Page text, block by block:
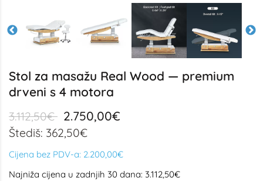
Stol za masažu Real Wood — premium
drveni s 4 motora
3.112,50€ 2.750,00€
Štediš: 362,50€
Cijena bez PDV-a: 2.200,00€
Najniža cijena u zadnjih 30 dana: 3.112,50€